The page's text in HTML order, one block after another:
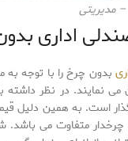
مدیریتی
اداری
بدون چرخ را با توجه به
نمایند. در نظر داشته
است. به همین دلیل
متفاوت می باشد.